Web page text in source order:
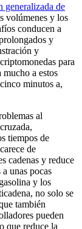
generalizada de
volúmenes y los
conducen a
y
y
para
a estos
minutos a,
al
tiempos de
carece de
cadenas y reduce
unas pocas
y los
no solo se
también
pueden
que reduce la